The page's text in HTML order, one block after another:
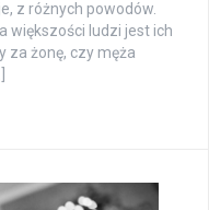
z różnych powodów.
większości ludzi jest ich
za żonę, czy męża